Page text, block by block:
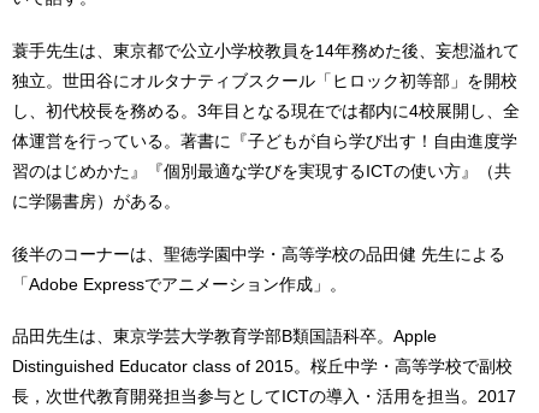
蓑手先生は、東京都で公立小学校教員を14年務めた後、妄想溢れて
独立。世田谷にオルタナティブスクール「ヒロック初等部」を開校
し、初代校長を務める。3年目となる現在では都内に4校展開し、全
体運営を行っている。著書に『子どもが自ら学び出す！自由進度学
習のはじめかた』『個別最適な学びを実現するICTの使い方』（共
に学陽書房）がある。
後半のコーナーは、聖徳学園中学・高等学校の品田健 先生による
「Adobe Expressでアニメーション作成」。
品田先生は、東京学芸大学教育学部B類国語科卒。Apple
Distinguished Educator class of 2015。桜丘中学・高等学校で副校
長，次世代教育開発担当参与としてICTの導入・活用を担当。2017